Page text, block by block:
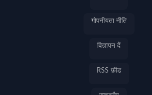
गोपनीयता नीति
विज्ञापन दें
RSS फ़ीड